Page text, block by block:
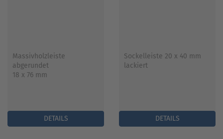
Massivholzleiste
abgerundet
18 x 76 mm
DETAILS
Sockelleiste 20 x 40 mm
lackiert
DETAILS